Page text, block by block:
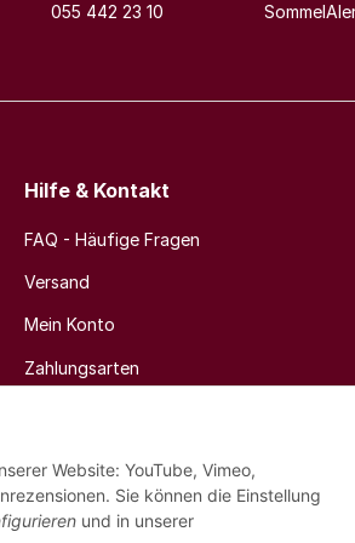
Website: YouTube, Vimeo,
Sie können die Einstellung
und in unserer
055 442 23 10
Hilfe & Kontakt
FAQ - Häufige Fragen
Versand
Mein Konto
Zahlungsarten